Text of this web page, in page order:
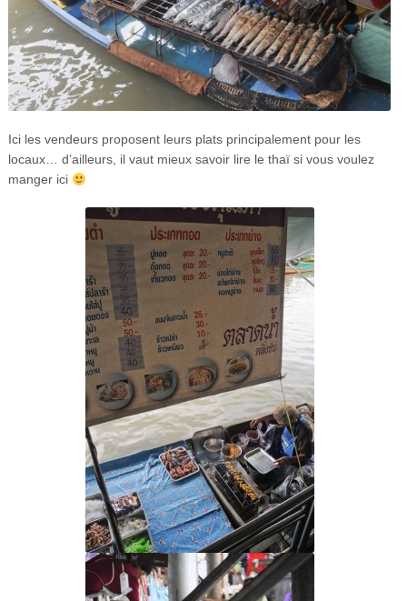
Ici les vendeurs proposent leurs plats principalement pour les
locaux… d’ailleurs, il vaut mieux savoir lire le thaï si vous voulez
manger ici